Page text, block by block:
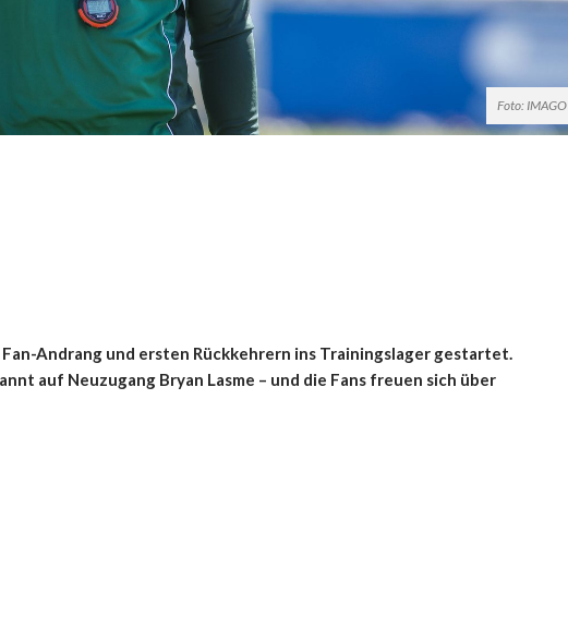
Foto: IMAGO
Fan-Andrang und ersten Rückkehrern ins Trainingslager gestartet.
auf Neuzugang Bryan Lasme – und die Fans freuen sich über